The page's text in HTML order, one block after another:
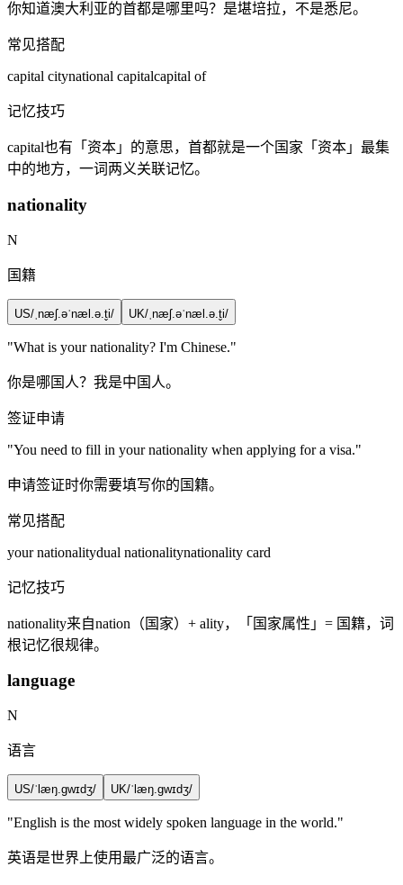
你知道澳大利亚的首都是哪里吗？是堪培拉，不是悉尼。
常见搭配
capital citynational capitalcapital of
记忆技巧
capital也有「资本」的意思，首都就是一个国家「资本」最集
中的地方，一词两义关联记忆。
nationality
N
国籍
US/ˌnæʃ.əˈnæl.ə.t̬i/ UK/ˌnæʃ.əˈnæl.ə.t̬i/
"What is yournationality? I'm Chinese."
你是哪国人？我是中国人。
签证申请
"You need to fill in yournationality when applying for a visa."
申请签证时你需要填写你的国籍。
常见搭配
your nationalitydual nationalitynationality card
记忆技巧
nationality来自nation（国家）+ ality，「国家属性」= 国籍，词
根记忆很规律。
language
N
语言
US/ˈlæŋ.ɡwɪdʒ/ UK/ˈlæŋ.ɡwɪdʒ/
"English is the most widely spoken language in the world."
英语是世界上使用最广泛的语言。